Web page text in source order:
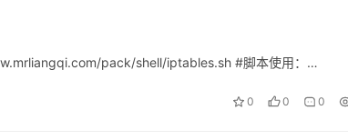
pack/shell/iptables.sh #脚本使用：…
0 0 0